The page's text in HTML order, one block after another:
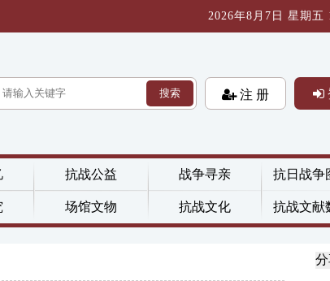
2026年8月7日 星期五
搜索 注 册
抗战公益 战争寻亲 抗日战争
场馆文物 抗战文化 抗战文献